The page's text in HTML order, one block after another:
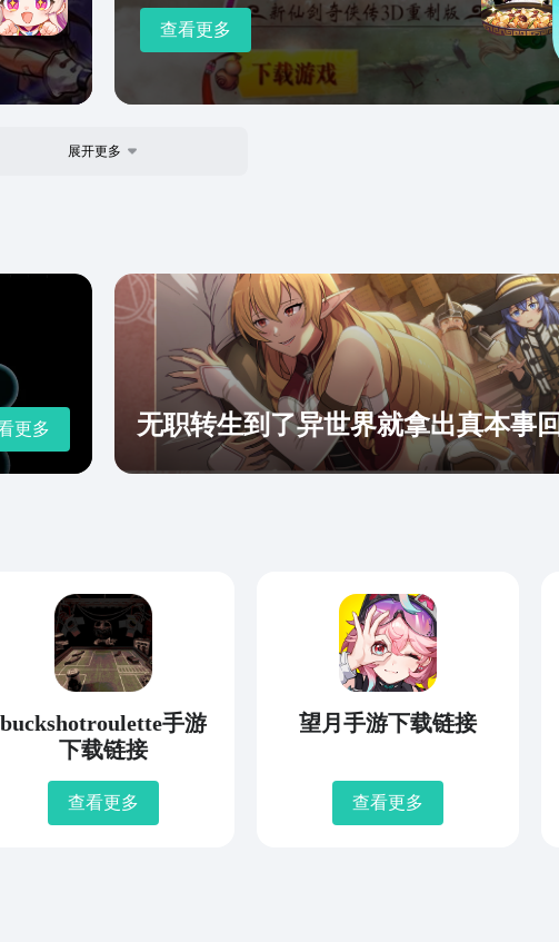
查看更多
展开更多
更多 无职转生到了异世界就拿出真本事
buckshotroulette手游
下载链接
查看更多
望月手游下载链接
查看更多